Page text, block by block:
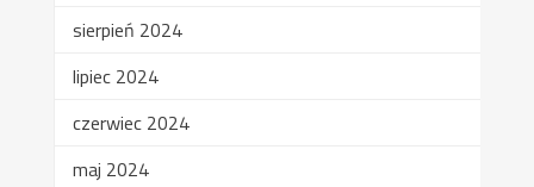
sierpień 2024
lipiec 2024
czerwiec 2024
maj 2024